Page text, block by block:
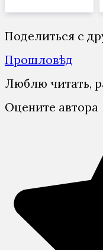
Поделиться с
Прошловѣд
Люблю читать,
Оцените автора